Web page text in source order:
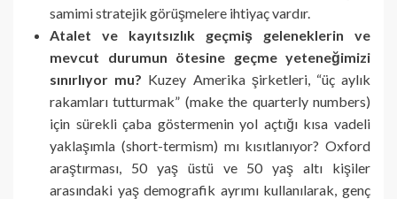
samimi stratejik görüşmelere ihtiyaç vardır.
Atalet ve kayıtsızlık geçmiş geleneklerin ve
mevcut durumun ötesine geçme yeteneğimizi
sınırlıyor mu? Kuzey Amerika şirketleri, “üç aylık
rakamları tutturmak” (make the quarterly numbers)
için sürekli çaba göstermenin yol açtığı kısa vadeli
yaklaşımla (short-termism) mı kısıtlanıyor? Oxford
araştırması, 50 yaş üstü ve 50 yaş altı kişiler
arasındaki yaş demografik ayrımı kullanılarak, genç